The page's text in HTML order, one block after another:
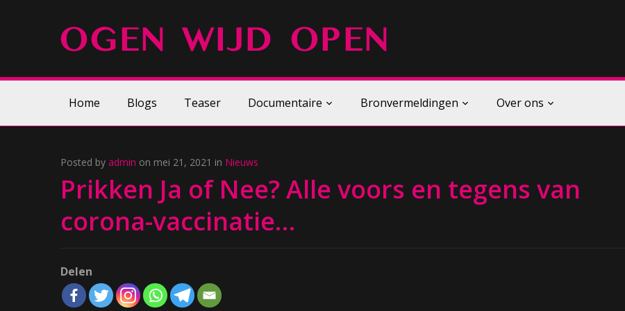
Home Blogs Teaser Documentaire Bronvermeldingen Over ons
Posted by admin on mei 21, 2021 in Nieuws
Prikken Ja of Nee? Alle voors en tegens van
corona-vaccinatie…
Delen